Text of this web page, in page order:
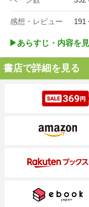
感想・レビュー 191
▶︎あらすじ・内容を
書店で詳細を見る